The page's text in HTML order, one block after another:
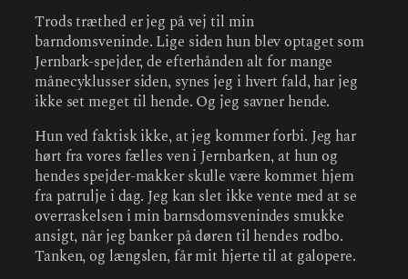
Trods træthed er jeg på vej til min
barndomsveninde. Lige siden hun blev optaget som
Jernbark-spejder, de efterhånden alt for mange
månecyklusser siden, synes jeg i hvert fald, har jeg
ikke set meget til hende. Og jeg savner hende.
Hun ved faktisk ikke, at jeg kommer forbi. Jeg har
hørt fra vores fælles ven i Jernbarken, at hun og
hendes spejder-makker skulle være kommet hjem
fra patrulje i dag. Jeg kan slet ikke vente med at se
overraskelsen i min barnsdomsvenindes smukke
ansigt, når jeg banker på døren til hendes rodbo.
Tanken, og længslen, får mit hjerte til at galopere.